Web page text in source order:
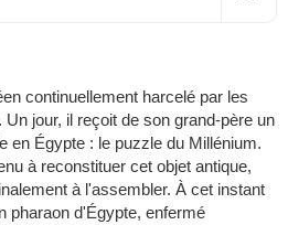
continuellement harcelé par les
jour, il reçoit de son grand-père un
en Égypte : le puzzle du Millénium.
à reconstituer cet objet antique,
à l'assembler. À cet instant
pharaon d'Égypte, enfermé